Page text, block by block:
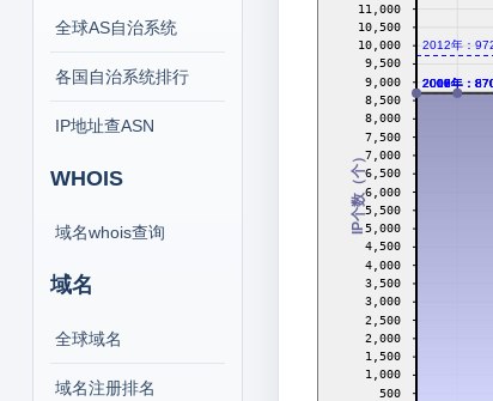
全球AS自治系统
各国自治系统排行
IP地址查ASN
WHOIS
域名whois查询
域名
全球域名
域名注册排名
2006年：
2007年：
2008年：
2009年：
2010年：
2011年：
2012年：
500
1,000
1,500
2,000
2,500
3,000
3,500
4,000
4,500
5,000
5,500
6,000
6,500
7,000
7,500
8,000
8,500
9,000
9,500
10,000
10,500
11,000
IP个数（个）